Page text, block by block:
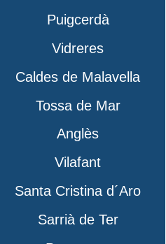
Puigcerdà
Vidreres
Caldes de Malavella
Tossa de Mar
Anglès
Vilafant
Santa Cristina d´Aro
Sarrià de Ter